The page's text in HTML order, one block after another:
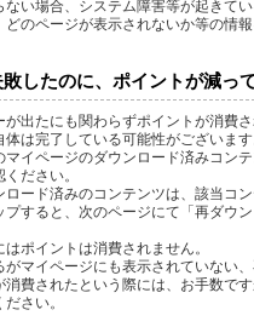
い場合、システム障害等が起きて
どのページが表示されないか等の情
したのに、ポイントが減っ
が出たにも関わらずポイントが消費
は完了している可能性がございます
マイページのダウンロード済みコン
ださい。
ロード済みのコンテンツは、該当コ
プすると、次のページにて「再ダウ
ポイントは消費されません。
マイページにも表示されていない
消費されたという際には、お手数で
さい。